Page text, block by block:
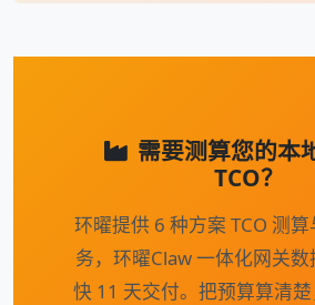
需要测算您的本
TCO？
环曜提供 6 种方案 TCO 测
务，环曜Claw 一体化网关
快 11 天交付。把预算算清